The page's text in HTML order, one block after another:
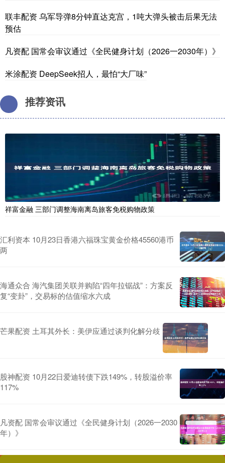
联丰配资 乌军导弹8分钟直达克宫，1吨大弹头被击后果无法
预估
凡资配 国常会审议通过《全民健身计划（2026一2030年）》
米涂配资 DeepSeek招人，最怕“大厂味”
推荐资讯
祥富金融 三部门调整海南离岛旅客免税购物政策
汇利资本 10月23日香港六福珠宝黄金价格45560港币
两
海通众合 海汽集团关联并购陷“四年拉锯战”：方案反
复“变卦”，交易标的估值缩水六成
芒果配资 土耳其外长：美伊应通过谈判化解分歧
股神配资 10月22日爱迪转债下跌149%，转股溢价率
117%
凡资配 国常会审议通过《全民健身计划（2026一2030
年）》